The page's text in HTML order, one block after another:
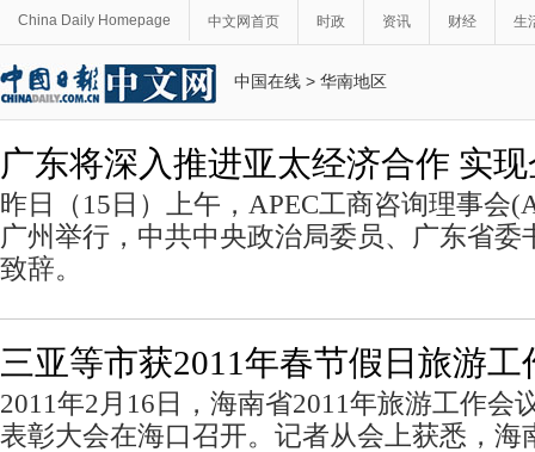
China Daily Homepage 中文网首页 时政 资讯 财经 生
中国在线 > 华南地区
广东将深入推进亚太经济合作 实
昨日（15日）上午，APEC工商咨询理事会
广州举行，中共中央政治局委员、广东省委
致辞。
三亚等市获2011年春节假日旅游工
2011年2月16日，海南省2011年旅游工作会
表彰大会在海口召开。记者从会上获悉，海